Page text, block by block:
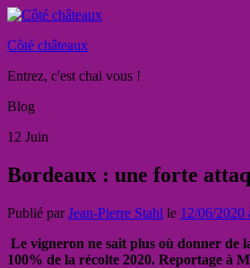
Côté châteaux
Entrez, c'est chai vous !
Blog
12 Juin
Bordeaux : une forte
Publié parJean-Pierre Stahl le 12/06/2020
Le vigneron ne sait plus où donner de
100% de la récolte 2020. Reportage à